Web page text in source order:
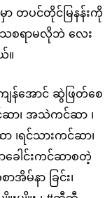
ာ တပင်တိုင်မြနန်းကို
သစရာမလိုဘဲ လေး
။
န်အောင် ဆွဲဖြတ်စေ
ာ၊ အသဲကင်ဆာ ၊
၊ရင်သားကင်ဆာ၊
ခေါင်းကင်ဆာစတဲ့
အိမ်နာ ခြင်း၊